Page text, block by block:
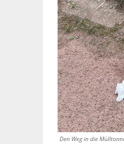
Den Weg in die